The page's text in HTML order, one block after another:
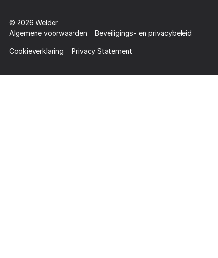
© 2026 Welder
Algemene voorwaarden
Beveiligings- en privacybeleid
Cookieverklaring Privacy Statement